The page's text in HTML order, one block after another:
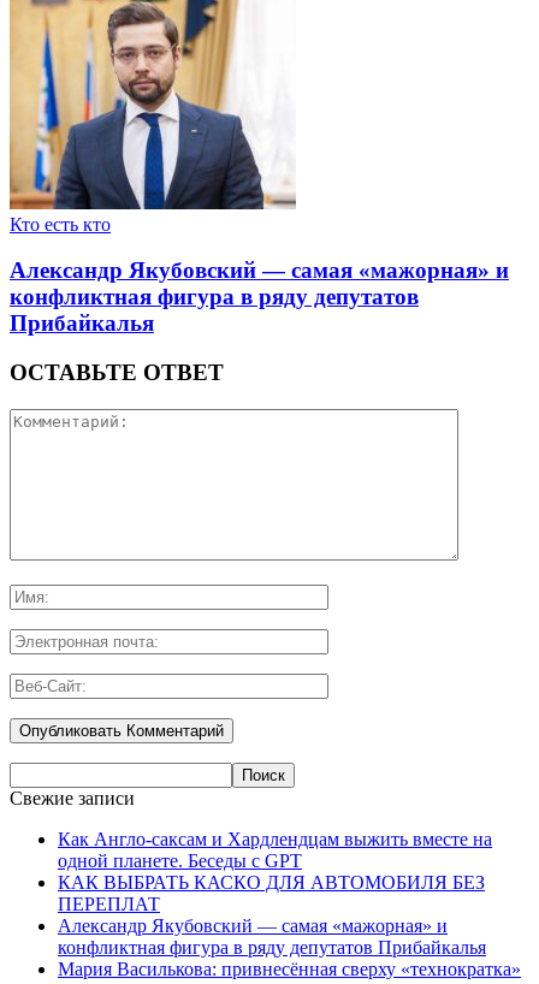
Кто есть кто
Александр Якубовский — самая «мажорная» и
конфликтная фигура в ряду депутатов
Прибайкалья
ОСТАВЬТЕ ОТВЕТ
Свежие записи
Как Англо-саксам и Хардлендцам выжить вместе на
одной планете. Беседы с GPT
КАК ВЫБРАТЬ КАСКО ДЛЯ АВТОМОБИЛЯ БЕЗ
ПЕРЕПЛАТ
Александр Якубовский — самая «мажорная» и
конфликтная фигура в ряду депутатов Прибайкалья
Мария Василькова: привнесённая сверху «технократка»